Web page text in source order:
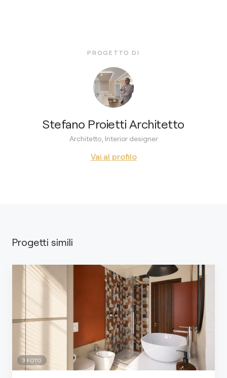
PROGETTO DI
Stefano Proietti Architetto
Architetto, Interior designer
Vai al profilo
Progetti simili
3 FOTO